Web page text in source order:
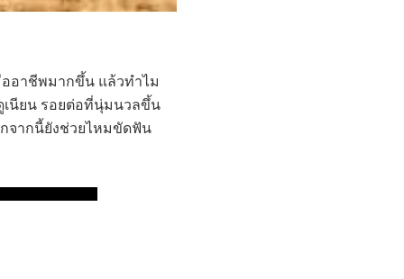
อาชีพมากขึ้น แล้วทำไม
เนียน รอยต่อที่นุ่มนวลขึ้น
จากนี้ยังช่วยไหมขัดฟัน